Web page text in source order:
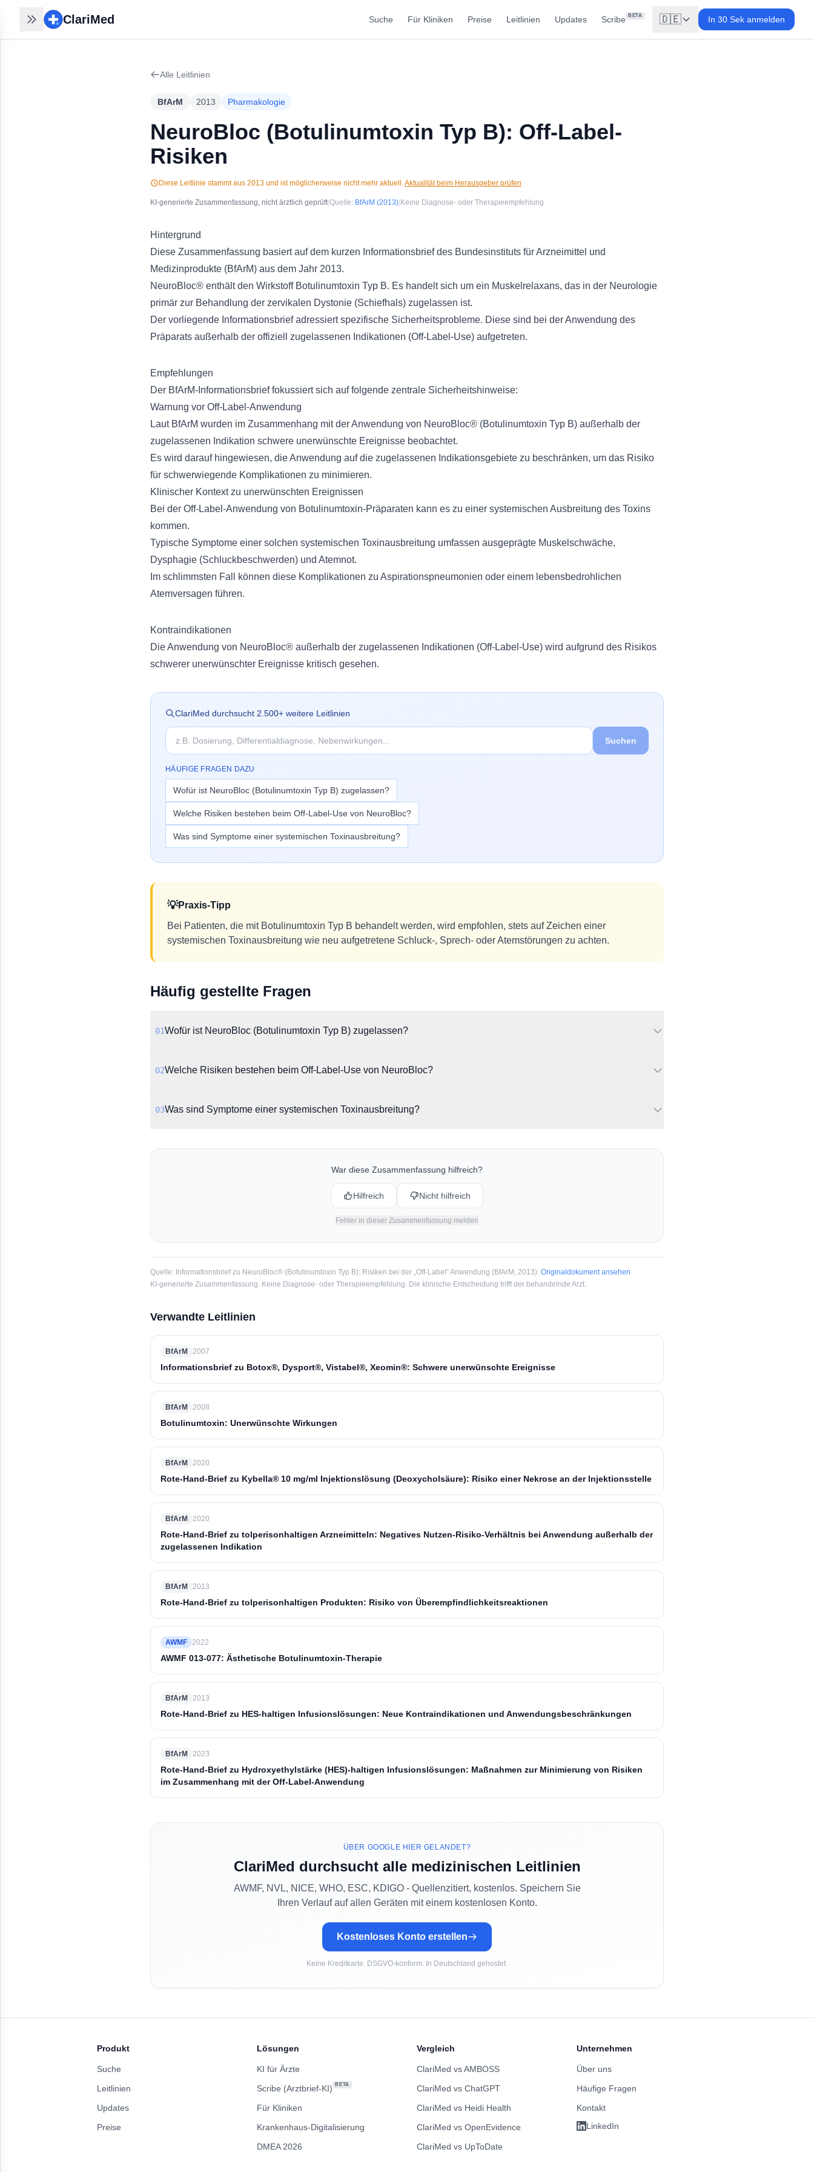
ClariMedClariMed Suche Für Kliniken Preise Leitlinien Updates Scribe BETA 🇩🇪 In 30 Sek anmelden
Alle Leitlinien
BfArM 2013 Pharmakologie
NeuroBloc (Botulinumtoxin Typ B): Off-Label-
Risiken
Diese Leitlinie stammt aus 2013 und ist möglicherweise nicht mehr aktuell.Aktualität beim Herausgeber prüfen
KI-generierte Zusammenfassung, nicht ärztlich geprüft|Quelle: BfArM (2013) Keine Diagnose- oder Therapieempfehlung
Hintergrund
Diese Zusammenfassung basiert auf dem kurzen Informationsbrief des Bundesinstituts für Arzneimittel und
Medizinprodukte (BfArM) aus dem Jahr 2013.
NeuroBloc® enthält den Wirkstoff Botulinumtoxin Typ B. Es handelt sich um ein Muskelrelaxans, das in der Neurologie
primär zur Behandlung der zervikalen Dystonie (Schiefhals) zugelassen ist.
Der vorliegende Informationsbrief adressiert spezifische Sicherheitsprobleme. Diese sind bei der Anwendung des
Präparats außerhalb der offiziell zugelassenen Indikationen (Off-Label-Use) aufgetreten.
Empfehlungen
Der BfArM-Informationsbrief fokussiert sich auf folgende zentrale Sicherheitshinweise:
Warnung vor Off-Label-Anwendung
Laut BfArM wurden im Zusammenhang mit der Anwendung von NeuroBloc® (Botulinumtoxin Typ B) außerhalb der
zugelassenen Indikation schwere unerwünschte Ereignisse beobachtet.
Es wird darauf hingewiesen, die Anwendung auf die zugelassenen Indikationsgebiete zu beschränken, um das Risiko
für schwerwiegende Komplikationen zu minimieren.
Klinischer Kontext zu unerwünschten Ereignissen
Bei der Off-Label-Anwendung von Botulinumtoxin-Präparaten kann es zu einer systemischen Ausbreitung des Toxins
kommen.
Typische Symptome einer solchen systemischen Toxinausbreitung umfassen ausgeprägte Muskelschwäche,
Dysphagie (Schluckbeschwerden) und Atemnot.
Im schlimmsten Fall können diese Komplikationen zu Aspirationspneumonien oder einem lebensbedrohlichen
Atemversagen führen.
Kontraindikationen
Die Anwendung von NeuroBloc® außerhalb der zugelassenen Indikationen (Off-Label-Use) wird aufgrund des Risikos
schwerer unerwünschter Ereignisse kritisch gesehen.
ClariMed durchsucht 2.500+ weitere Leitlinien
Suchen
HÄUFIGE FRAGEN DAZU
Wofür ist NeuroBloc (Botulinumtoxin Typ B) zugelassen?
Welche Risiken bestehen beim Off-Label-Use von NeuroBloc?
Was sind Symptome einer systemischen Toxinausbreitung?
💡Praxis-Tipp
Bei Patienten, die mit Botulinumtoxin Typ B behandelt werden, wird empfohlen, stets auf Zeichen einer
systemischen Toxinausbreitung wie neu aufgetretene Schluck-, Sprech- oder Atemstörungen zu achten.
Häufig gestellte Fragen
01Wofür ist NeuroBloc (Botulinumtoxin Typ B) zugelassen?
02Welche Risiken bestehen beim Off-Label-Use von NeuroBloc?
beobachtet. Dies betrifft insbesondere die Gefahr einer systemischen Toxinausbreitung.
03Was sind Symptome einer systemischen Toxinausbreitung?
Sprechstörungen. Diese können im Extremfall zu lebensbedrohlichen Komplikationen wie Aspirationspneumonien führen.
War diese Zusammenfassung hilfreich?
Hilfreich Nicht hilfreich
Fehler in dieser Zusammenfassung melden
Quelle: Informationsbrief zu NeuroBloc® (Botulinumtoxin Typ B): Risiken bei der „Off-Label“ Anwendung (BfArM , 2013). Originaldokument ansehen
KI-generierte Zusammenfassung. Keine Diagnose- oder Therapieempfehlung. Die klinische Entscheidung trifft der behandelnde Arzt.
Verwandte Leitlinien
BfArM 2007
Informationsbrief zu Botox®, Dysport®, Vistabel®, Xeomin®: Schwere unerwünschte Ereignisse
BfArM 2008
Botulinumtoxin: Unerwünschte Wirkungen
BfArM 2020
Rote-Hand-Brief zu Kybella® 10 mg/ml Injektionslösung (Deoxycholsäure): Risiko einer Nekrose an der Injektionsstelle
BfArM 2020
Rote-Hand-Brief zu tolperisonhaltigen Arzneimitteln: Negatives Nutzen-Risiko-Verhältnis bei Anwendung außerhalb der
zugelassenen Indikation
BfArM 2013
Rote-Hand-Brief zu tolperisonhaltigen Produkten: Risiko von Überempfindlichkeitsreaktionen
AWMF 2022
AWMF 013-077: Ästhetische Botulinumtoxin-Therapie
BfArM 2013
Rote-Hand-Brief zu HES-haltigen Infusionslösungen: Neue Kontraindikationen und Anwendungsbeschränkungen
BfArM 2023
Rote-Hand-Brief zu Hydroxyethylstärke (HES)-haltigen Infusionslösungen: Maßnahmen zur Minimierung von Risiken
im Zusammenhang mit der Off-Label-Anwendung
ÜBER GOOGLE HIER GELANDET?
ClariMed durchsucht alle medizinischen Leitlinien
AWMF, NVL, NICE, WHO, ESC, KDIGO - Quellenzitiert, kostenlos. Speichern Sie
Ihren Verlauf auf allen Geräten mit einem kostenlosen Konto.
Kostenloses Konto erstellen
Keine Kreditkarte. DSGVO-konform. In Deutschland gehostet.
Produkt
Suche
Leitlinien
Updates
Preise
Lösungen
KI für Ärzte
Scribe (Arztbrief-KI)
BETA
Für Kliniken
Krankenhaus-Digitalisierung
DMEA 2026
Vergleich
ClariMed vs AMBOSS
ClariMed vs ChatGPT
ClariMed vs Heidi Health
ClariMed vs OpenEvidence
ClariMed vs UpToDate
Unternehmen
Über uns
Häufige Fragen
Kontakt
LinkedIn